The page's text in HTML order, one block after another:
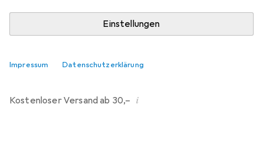
Einstellungen
Impressum Datenschutzerklärung
In den Warenkorb
Vergleichen
Kostenloser Versand ab 30,– i